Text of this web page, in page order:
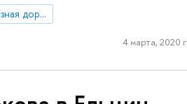
Китайская восточная железная дорога
4 марта, 2020 г.